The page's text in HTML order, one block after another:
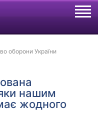
оборони України
нашим
жодного